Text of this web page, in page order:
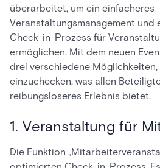
überarbeitet, um ein einfacheres
Veranstaltungsmanagement und
Check-in-Prozess für
ermöglichen. Mit dem neuen
drei verschiedene Möglichkeiten,
einzuchecken, was allen
reibungsloseres Erlebnis bietet.
1. Veranstaltung für
Die Funktion